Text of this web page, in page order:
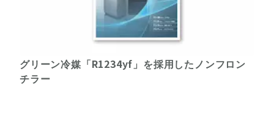
グリーン冷媒「R1234yf」を採用したノンフロン
チラー